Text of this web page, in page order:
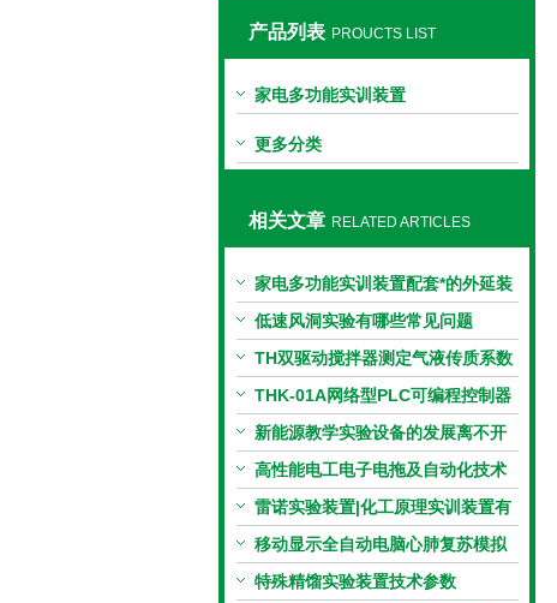
产品列表 PROUCTS LIST
家电多功能实训装置
更多分类
相关文章 RELATED ARTICLES
家电多功能实训装置配套*的外延装
置
低速风洞实验有哪些常见问题
TH双驱动搅拌器测定气液传质系数
测定实验
THK-01A网络型PLC可编程控制器
综合实训装置
新能源教学实验设备的发展离不开
新能源汽车行业的加持
高性能电工电子电拖及自动化技术
实训考核装置 性能特点
雷诺实验装置|化工原理实训装置有
哪些特点及主要装备
移动显示全自动电脑心肺复苏模拟
人
特殊精馏实验装置技术参数